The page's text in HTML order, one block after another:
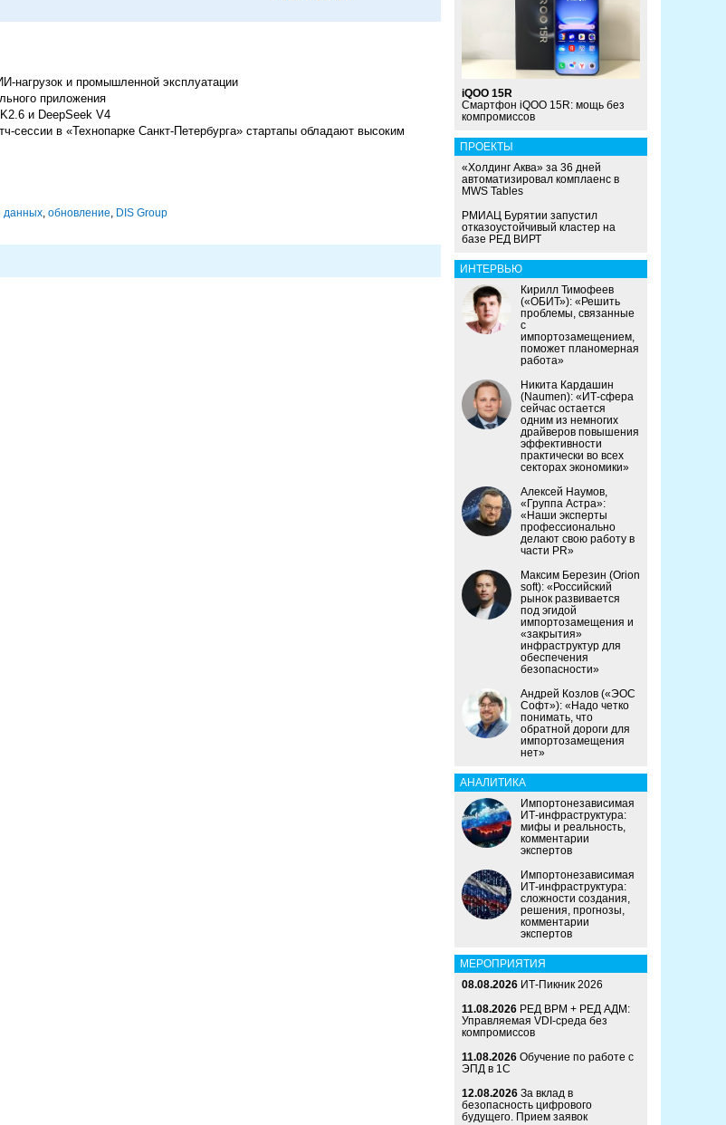
нагрузок и промышленной эксплуатации
приложения
и DeepSeek V4
сессии в «Технопарке Санкт-Петербурга» стартапы обладают высоким
данных, обновление, DIS Group
iQOO 15R
Смартфон iQOO 15R: мощь без
компромиссов
ПРОЕКТЫ
«Холдинг Аква» за 36 дней
автоматизировал комплаенс в
MWS Tables
РМИАЦ Бурятии запустил
отказоустойчивый кластер на
базе РЕД ВИРТ
ИНТЕРВЬЮ
Кирилл Тимофеев
(«ОБИТ»): «Решить
проблемы, связанные
с
импортозамещением,
поможет планомерная
работа»
Никита Кардашин
(Naumen): «ИТ-сфера
сейчас остается
одним из немногих
драйверов повышения
эффективности
практически во всех
секторах экономики»
Алексей Наумов,
«Группа Астра»:
«Наши эксперты
профессионально
делают свою работу в
части PR»
Максим Березин (Orion
soft): «Российский
рынок развивается
под эгидой
импортозамещения и
«закрытия»
инфраструктур для
обеспечения
безопасности»
Андрей Козлов («ЭОС
Софт»): «Надо четко
понимать, что
обратной дороги для
импортозамещения
нет»
АНАЛИТИКА
Импортонезависимая
ИТ-инфраструктура:
мифы и реальность,
комментарии
экспертов
Импортонезависимая
ИТ-инфраструктура:
сложности создания,
решения, прогнозы,
комментарии
экспертов
МЕРОПРИЯТИЯ
08.08.2026 ИТ-Пикник 2026
11.08.2026 РЕД ВРМ + РЕД АДМ:
Управляемая VDI-среда без
компромиссов
11.08.2026 Обучение по работе с
ЭПД в 1С
12.08.2026 За вклад в
безопасность цифрового
будущего. Прием заявок